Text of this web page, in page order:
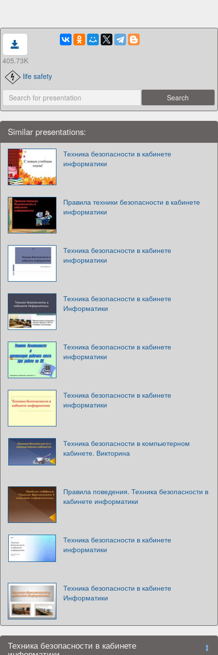
405.73K
life safety
Similar presentations:
Техника безопасности в кабинете
информатики
Правила техники безопасности в кабинете
информатики
Техника безопасности в кабинете
информатики
Техника безопасности в кабинете
Информатики
Техника безопасности в кабинете
информатики
Техника безопасности в кабинете
информатики
Техника безопасности в компьютерном
кабинете. Викторина
Правила поведения. Техника безопасности в
кабинете информатики
Техника безопасности в кабинете
информатики
Техника безопасности в кабинете
Информатики
Техника безопасности в кабинете